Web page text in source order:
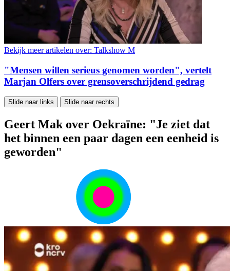
Bekijk meer artikelen over: Talkshow M
"Mensen willen serieus genomen worden", vertelt
Marjan Olfers over grensoverschrijdend gedrag
Slide naar links Slide naar rechts
Geert Mak over Oekraïne: "Je ziet dat
het binnen een paar dagen een eenheid is
geworden"